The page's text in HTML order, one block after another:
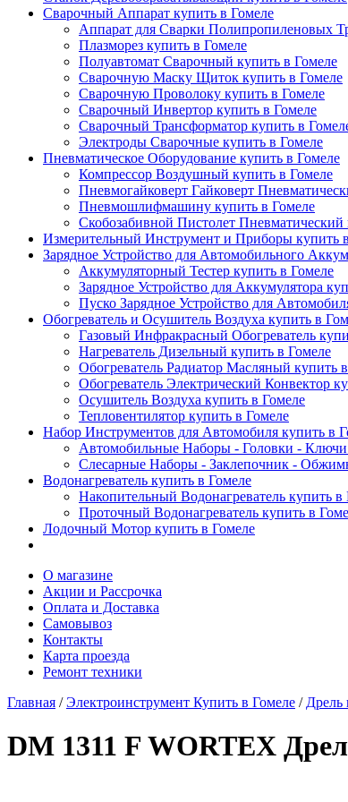
Сварочный Аппарат купить в Гомеле
Аппарат для Сварки Полипропиленовых
Плазморез купить в Гомеле
Полуавтомат Сварочный купить в Гомеле
Сварочную Маску Щиток купить в Гомеле
Сварочную Проволоку купить в Гомеле
Сварочный Инвертор купить в Гомеле
Сварочный Трансформатор купить в
Электроды Сварочные купить в Гомеле
Пневматическое Оборудование купить в Гомеле
Компрессор Воздушный купить в Гомеле
Пневмогайковерт Гайковерт
Пневмошлифмашину купить в Гомеле
Скобозабивной Пистолет Пневматический
Измерительный Инструмент и Приборы купить
Зарядное Устройство для Автомобильного
Аккумуляторный Тестер купить в Гомеле
Зарядное Устройство для Аккумулятора
Пуско Зарядное Устройство для
Обогреватель и Осушитель Воздуха купить в
Газовый Инфракрасный Обогреватель
Нагреватель Дизельный купить в Гомеле
Обогреватель Радиатор Масляный купить
Обогреватель Электрический Конвектор
Осушитель Воздуха купить в Гомеле
Тепловентилятор купить в Гомеле
Набор Инструментов для Автомобиля купить в
Автомобильные Наборы - Головки -
Слесарные Наборы - Заклепочник -
Водонагреватель купить в Гомеле
Накопительный Водонагреватель купить в
Проточный Водонагреватель купить в
Лодочный Мотор купить в Гомеле
О магазине
Акции и Рассрочка
Оплата и Доставка
Самовывоз
Контакты
Карта проезда
Ремонт техники
Главная /Электроинструмент Купить в Гомеле / Дрель
DM 1311 F WORTEX